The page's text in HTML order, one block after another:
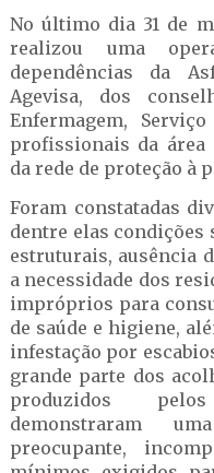
No último dia 31 de
realizou uma
dependências da
Agevisa, dos
Enfermagem,
profissionais da área
da rede de proteção à
Foram constatadas
dentre elas condições
estruturais, ausência
a necessidade dos
impróprios para
de saúde e higiene,
infestação por
grande parte dos
produzidos
demonstraram
preocupante,